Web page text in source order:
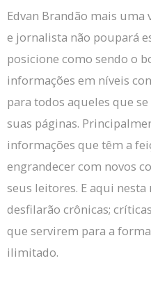
Edvan Brandão mais uma
e jornalista não poupará
posicione como sendo o
informações em níveis
para todos aqueles que
suas páginas.
informações que têm a
engrandecer com novos
seus leitores. E aqui
desfilarão crônicas;
que servirem para a
ilimitado.